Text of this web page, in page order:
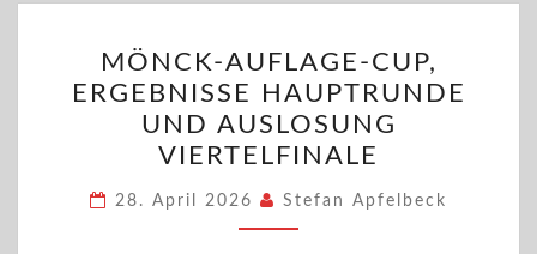
AUFLAGE-
CUP,
ERGEBNISSE
HAUPTRUNDE
UND
AUSLOSUNG
MÖNCK-AUFLAGE-CUP,
ERGEBNISSE HAUPTRUNDE
UND AUSLOSUNG
VIERTELFINALE
28. April 2026 Stefan Apfelbeck